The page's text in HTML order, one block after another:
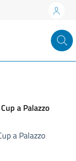
a Palazzo
a Palazzo